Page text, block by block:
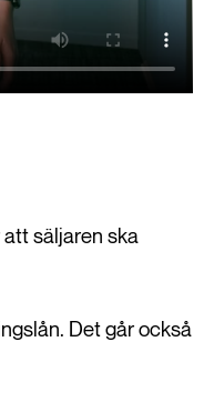
säljaren ska
Det går också